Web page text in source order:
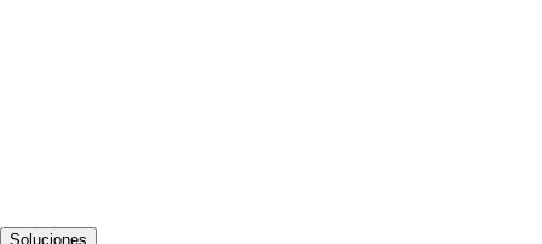
Soluciones